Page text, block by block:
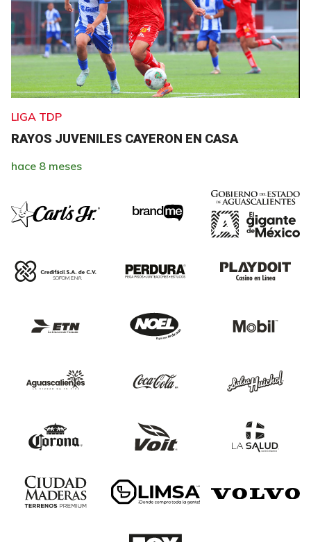
LIGA TDP
RAYOS JUVENILES CAYERON EN CASA
hace 8 meses